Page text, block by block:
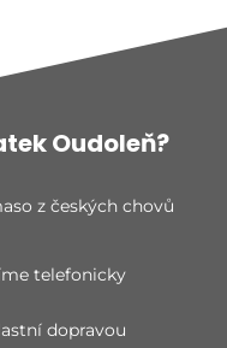
Oudoleň?
z českých chovů
telefonicky
dopravou